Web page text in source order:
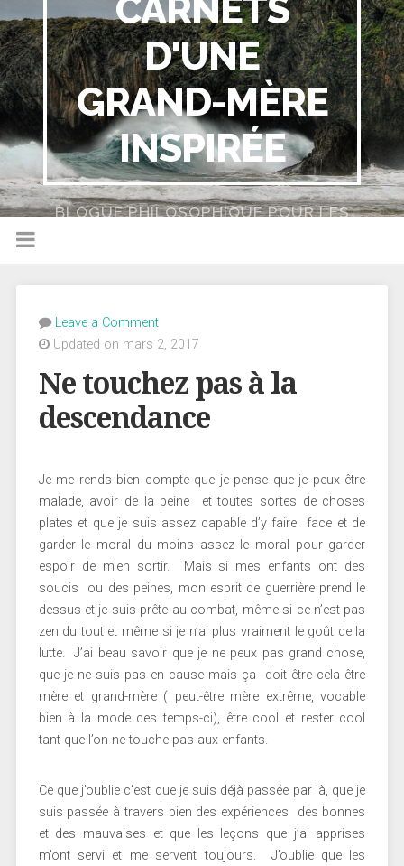
CARNETS
D'UNE
GRAND-MÈRE
INSPIRÉE
BLOGUE PHILOSOPHIQUE POUR LES
Leave a Comment
Updated on mars 2, 2017
Ne touchez pas à la
descendance
Je me rends bien compte que je pense que je peux être
malade, avoir de la peine et toutes sortes de choses
plates et que je suis assez capable d’y faire face et de
garder le moral du moins assez le moral pour garder
espoir de m’en sortir. Mais si mes enfants ont des
soucis ou des peines, mon esprit de guerrière prend le
dessus et je suis prête au combat, même si ce n’est pas
zen du tout et même si je n’ai plus vraiment le goût de la
lutte. J’ai beau savoir que je ne peux pas grand chose,
que je ne suis pas en cause mais ça doit être cela être
mère et grand-mère ( peut-être mère extrême, vocable
bien à la mode ces temps-ci), être cool et rester cool
tant que l’on ne touche pas aux enfants.
Ce que j’oublie c’est que je suis déjà passée par là, que je
suis passée à travers bien des expériences des bonnes
et des mauvaises et que les leçons que j’ai apprises
m’ont servi et me servent toujours. J’oublie que les